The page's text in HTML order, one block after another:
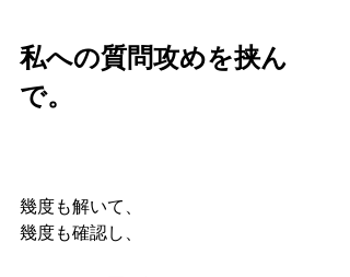
私への質問攻めを挟ん
で。
幾度も解いて、
幾度も確認し、